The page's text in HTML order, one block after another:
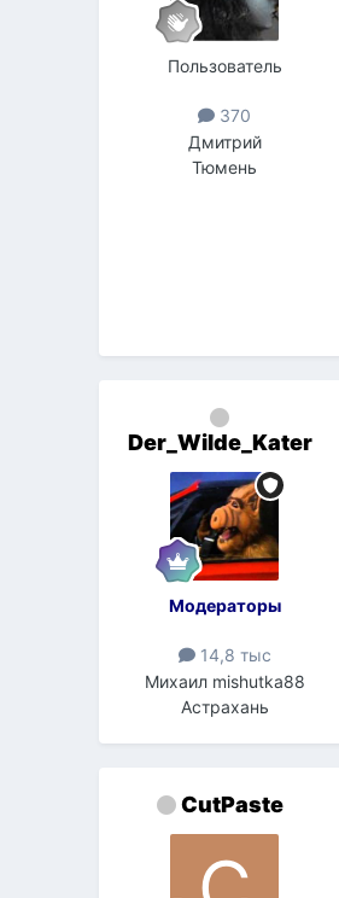
Пользователь
370
Дмитрий
Тюмень
Der_Wilde_Kater
Модераторы
14,8 тыс
Михаил mishutka88
Астрахань
CutPaste